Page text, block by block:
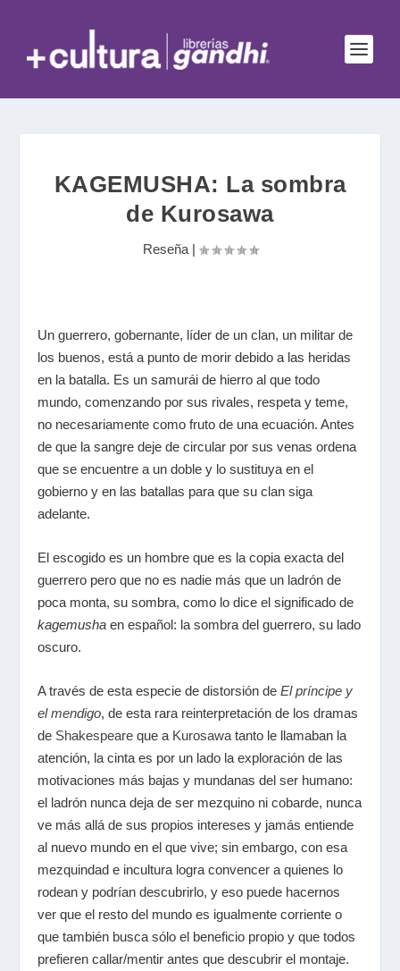
KAGEMUSHA: La sombra
de Kurosawa
Reseña|
Un guerrero, gobernante, líder de un clan, un militar de
los buenos, está a punto de morir debido a las heridas
en la batalla. Es un samurái de hierro al que todo
mundo, comenzando por sus rivales, respeta y teme,
no necesariamente como fruto de una ecuación. Antes
de que la sangre deje de circular por sus venas ordena
que se encuentre a un doble y lo sustituya en el
gobierno y en las batallas para que su clan siga
adelante.
El escogido es un hombre que es la copia exacta del
guerrero pero que no es nadie más que un ladrón de
poca monta, su sombra, como lo dice el significado de
kagemusha en español: la sombra del guerrero, su lado
oscuro.
A través de esta especie de distorsión deEl príncipe y
el mendigo, de esta rara reinterpretación de los dramas
de Shakespeare que a Kurosawa tanto le llamaban la
atención, la cinta es por un lado la exploración de las
motivaciones más bajas y mundanas del ser humano:
el ladrón nunca deja de ser mezquino ni cobarde, nunca
ve más allá de sus propios intereses y jamás entiende
al nuevo mundo en el que vive; sin embargo, con esa
mezquindad e incultura logra convencer a quienes lo
rodean y podrían descubrirlo, y eso puede hacernos
ver que el resto del mundo es igualmente corriente o
que también busca sólo el beneficio propio y que todos
prefieren callar/mentir antes que descubrir el montaje.